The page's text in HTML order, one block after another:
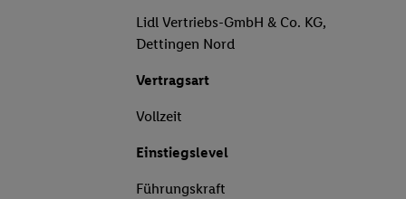
Lidl Vertriebs-GmbH & Co. KG,
Dettingen Nord
Vertragsart
Vollzeit
Einstiegslevel
Führungskraft